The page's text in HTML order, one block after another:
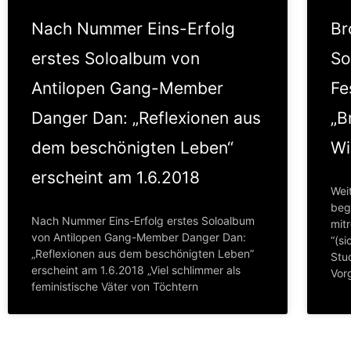
Nach Nummer Eins-Erfolg
erstes Soloalbum von
Antilopen Gang-Member
Danger Dan: „Reflexionen aus
dem beschönigten Leben“
erscheint am 1.6.2018
Nach Nummer Eins-Erfolg erstes Soloalbum
von Antilopen Gang-Member Danger Dan:
„Reflexionen aus dem beschönigten Leben”
erscheint am 1.6.2018 „Viel schlimmer als
feministische Väter von Töchtern